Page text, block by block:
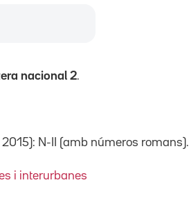
nacional 2.
N-II (amb números romans).
i interurbanes